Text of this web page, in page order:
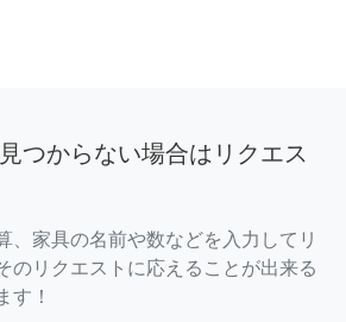
つからない場合はリクエス
、家具の名前や数などを入力してリ
のリクエストに応えることが出来る
す！